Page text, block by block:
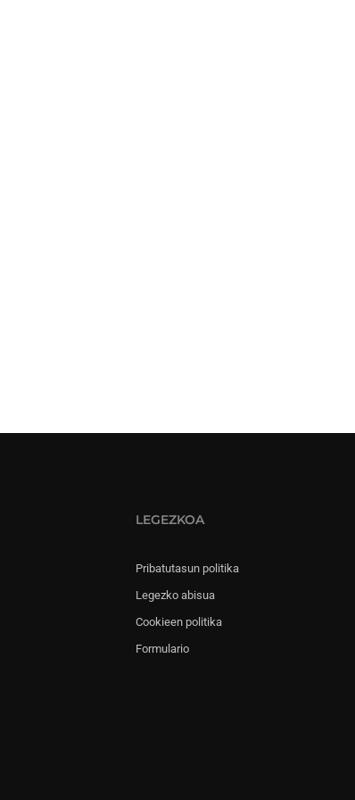
LEGEZKOA
Pribatutasun politika
Legezko abisua
Cookieen politika
Formulario